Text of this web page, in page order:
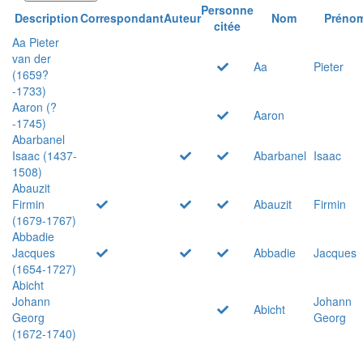
DescriptionCorrespondantAuteurPersonne
citée
Nom
Aa Pieter
van der
(1659?
-1733)
Aa Pieter
Aaron (?
-1745)
Aaron
Abarbanel
Isaac (1437-
1508)
Abarbanel Isaac
Abauzit
Firmin
(1679-1767)
Abauzit
Firmin
Abbadie
Jacques
(1654-1727)
Abbadie
Jacques
Abicht
Johann
Georg
(1672-1740)
Abicht
Johann
Georg